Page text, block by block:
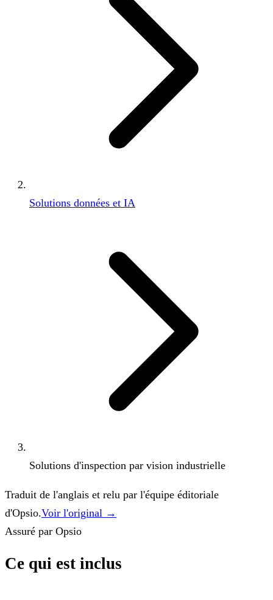
Solutions données et IA
Solutions d'inspection par vision industrielle
Traduit de l'anglais et relu par l'équipe éditoriale
d'Opsio.Voir l'original →
Assuré par Opsio
Ce qui est inclus